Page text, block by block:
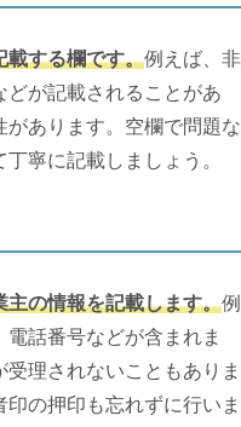
載する欄です。例えば、非
が記載されることがあ
があります。空欄で問題な
寧に記載しましょう。
主の情報を記載します。例
話番号などが含まれま
理されないこともありま
の押印も忘れずに行いま